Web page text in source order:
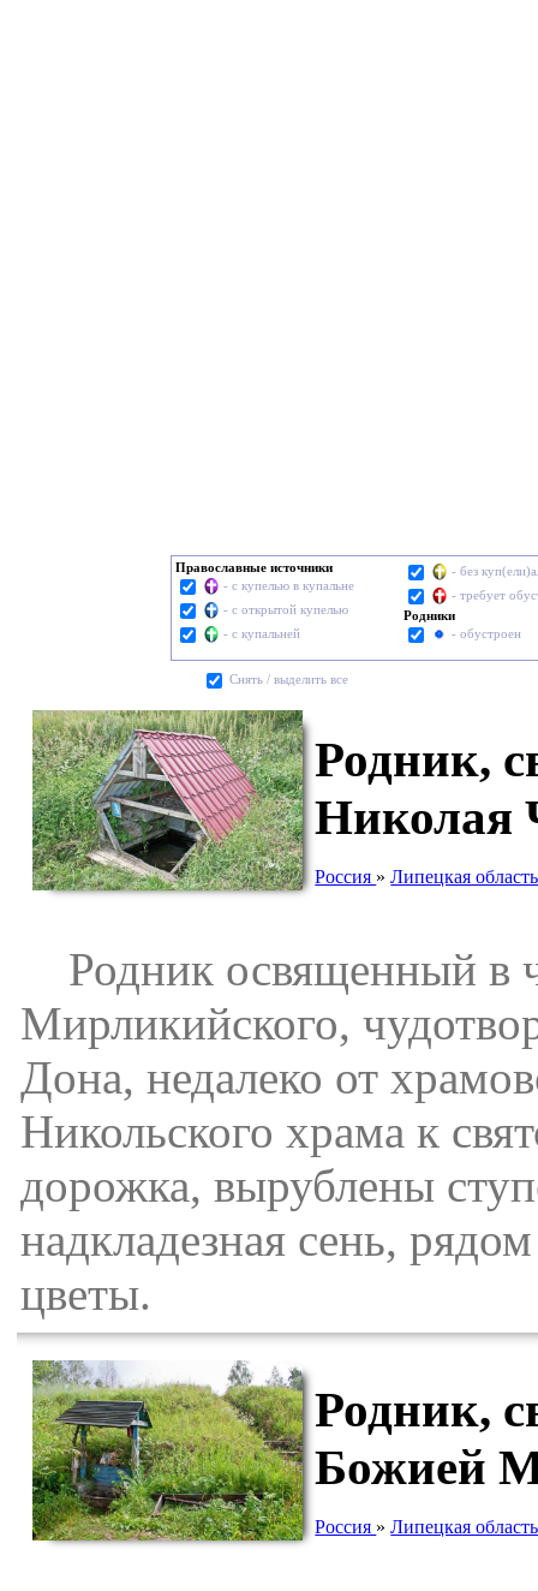
Православные источники
- с купелью в купальне
- с открытой купелью
- с купальней
- без
- требует
Родники
- обустроен
Cнять / выделить все
Родник,
Николая
Россия »Липецкая область
Родник освященный в
Мирликийского,
Дона, недалеко от
Никольского храма к
дорожка, вырублены
надкладезная сень,
цветы.
Родник,
Божией
Россия »Липецкая область